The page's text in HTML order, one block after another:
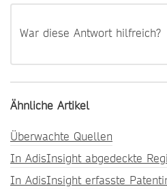
War diese Antwort hilfreich?
Ähnliche Artikel
Überwachte Quellen
In AdisInsight abgedeckte
In AdisInsight erfasste